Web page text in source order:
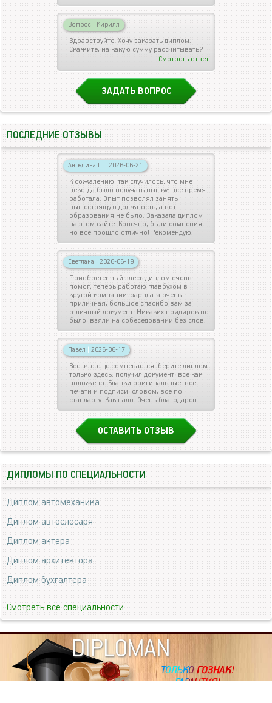
Вопрос Кирилл
Здравствуйте! Хочу заказать диплом.
Скажите, на какую сумму рассчитывать?
Смотреть ответ
ЗАДАТЬ ВОПРОС
ПОСЛЕДНИЕ ОТЗЫВЫ
Ангелина П. 2026-06-21
К сожалению, так случилось, что мне
некогда было получать вышку: все время
работала. Опыт позволял занять
вышестоящую должность, а вот
образования не было. Заказала диплом
на этом сайте. Конечно, были сомнения,
но все прошло отлично! Рекомендую.
Светлана 2026-06-19
Приобретенный здесь диплом очень
помог, теперь работаю главбухом в
крутой компании, зарплата очень
приличная, большое спасибо вам за
отличный документ. Никаких придирок не
было, взяли на собеседовании без слов.
Павел 2026-06-17
Все, кто еще сомневается, берите диплом
только здесь: получил документ, все как
положено. Бланки оригинальные, все
печати и подписи, словом, все по
стандарту. Как надо. Очень благодарен.
ОСТАВИТЬ ОТЗЫВ
ДИПЛОМЫ ПО СПЕЦИАЛЬНОСТИ
Диплом автомеханика
Диплом автослесаря
Диплом актера
Диплом архитектора
Диплом бухгалтера
Смотреть все специальности
DIPLOMAN